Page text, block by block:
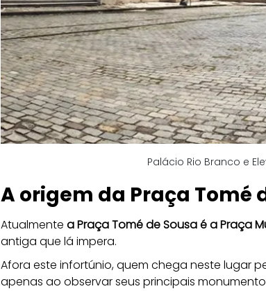
Palácio Rio Branco e
A origem da Praça Tomé
Atualmente a Praça Tomé de Sousa é a Praça
antiga que lá impera.
Afora este infortúnio, quem chega neste lugar
apenas ao observar seus principais